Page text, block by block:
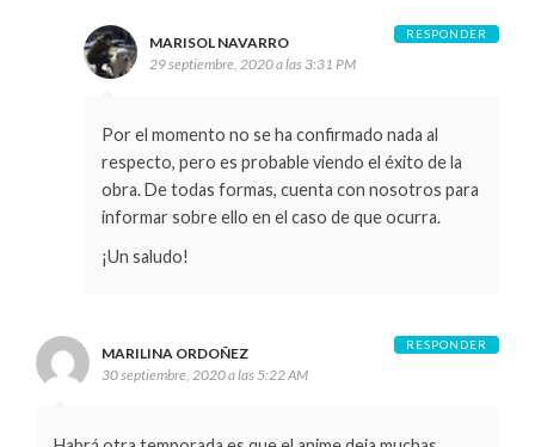
MARISOL NAVARRO
29 septiembre, 2020 a las 3:31 PM
Por el momento no se ha confirmado nada al
respecto, pero es probable viendo el éxito de la
obra. De todas formas, cuenta con nosotros para
informar sobre ello en el caso de que ocurra.
¡Un saludo!
RESPONDER
MARILINA ORDOÑEZ
30 septiembre, 2020 a las 5:22 AM
RESPONDER